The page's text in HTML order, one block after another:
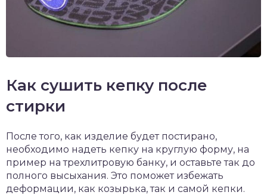
Как сушить кепку после
стирки
После того, как изделие будет постирано,
необходимо надеть кепку на круглую форму, на
пример на трехлитровую банку, и оставьте так до
полного высыхания. Это поможет избежать
деформации, как козырька, так и самой кепки.